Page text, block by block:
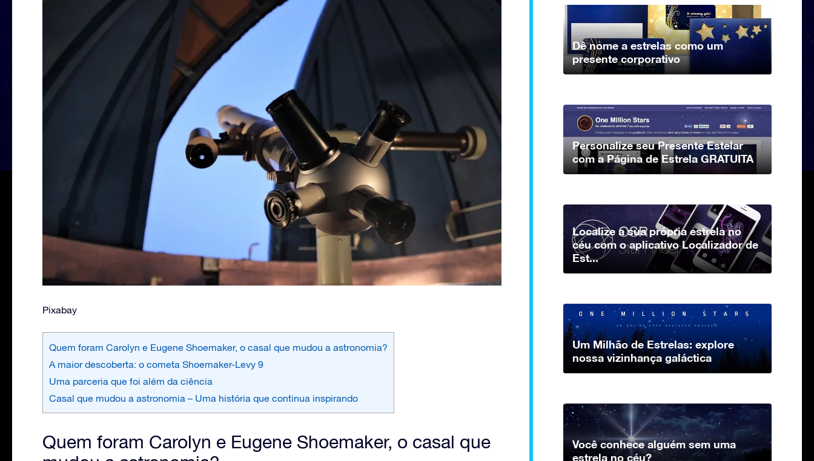
Pixabay
Quem foram Carolyn e Eugene Shoemaker, o casal que mudou a astronomia?
A maior descoberta: o cometa Shoemaker-Levy 9
Uma parceria que foi além da ciência
Casal que mudou a astronomia – Uma história que continua inspirando
Quem foram Carolyn e Eugene Shoemaker, o casal que
Dê nome a estrelas como um
presente corporativo
Personalize seu Presente Estelar
com a Página de Estrela GRATUITA
Localize a sua própria estrela no
céu com o aplicativo Localizador de
Est...
Um Milhão de Estrelas: explore
nossa vizinhança galáctica
Você conhece alguém sem uma
estrela no céu?